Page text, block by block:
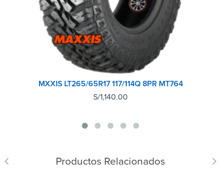
MXXIS LT265/65R17 117/114Q 8PR MT764
S/1,140.00
Productos Relacionados